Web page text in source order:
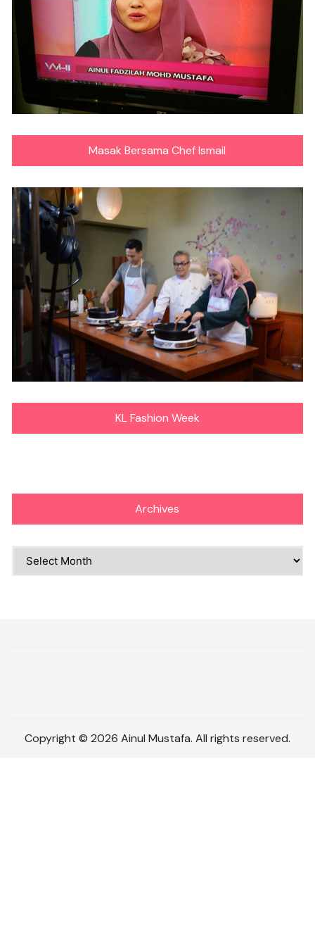
Masak Bersama Chef Ismail
KL Fashion Week
Archives
Copyright © 2026 Ainul Mustafa. All rights reserved.